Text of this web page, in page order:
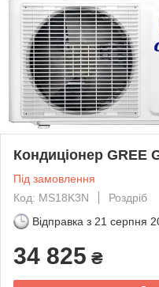
Кондиціонер GREE
Під замовлення
Код: MS18K3N
Роздріб
Відправка з 21 серпня
34 825 ₴